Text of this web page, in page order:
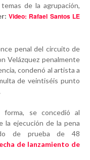
de la agrupación,
Video: Rafael Santos LE
penal del circuito de
Velázquez penalmente
condenó al artista a
de veintiséis punto
forma, se concedió al
la ejecución de la pena
de prueba de 48
de lanzamiento de